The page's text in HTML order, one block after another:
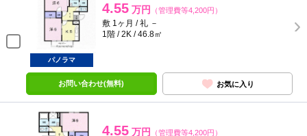
4.55 万円 （管理費等4,200円）
敷 1ヶ月 / 礼 －
1階 / 2K / 46.8㎡
パノラマ
お問い合わせ(無料) お気に入り
4.55 万円 （管理費等4,200円）